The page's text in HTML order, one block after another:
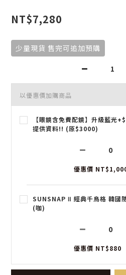
NT$7,280
少量現貨 售完可追加預購
以優惠價加購商品
【眼鏡含免費配鏡】升級藍光
提供資料!! (原$3000)
優惠價
SUNSNAP Ⅱ 經典千鳥格 韓國
(咖)
優惠價 NT$880